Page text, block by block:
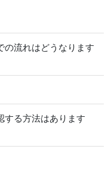
流れはどうなります
る方法はあります